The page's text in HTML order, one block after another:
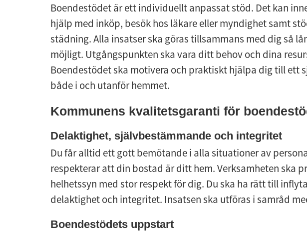
Boendestödet är ett individuellt anpassat stöd. Det kan
hjälp med inköp, besök hos läkare eller myndighet samt
städning. Alla insatser ska göras tillsammans med dig så
möjligt. Utgångspunkten ska vara ditt behov och dina
Boendestödet ska motivera och praktiskt hjälpa dig till ett
både i och utanför hemmet.
Kommunens kvalitetsgaranti för
Delaktighet, självbestämmande och integritet
Du får alltid ett gott bemötande i alla situationer av
respekterar att din bostad är ditt hem. Verksamheten ska
helhetssyn med stor respekt för dig. Du ska ha rätt till
delaktighet och integritet. Insatsen ska utföras i samråd
Boendestödets uppstart